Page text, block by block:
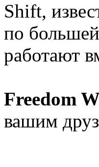
Shift,
по
работают
Freedom
вашим